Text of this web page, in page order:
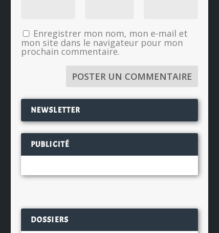
Enregistrer mon nom, mon e-mail et
mon site dans le navigateur pour mon
prochain commentaire.
NEWSLETTER
PUBLICITÉ
DOSSIERS